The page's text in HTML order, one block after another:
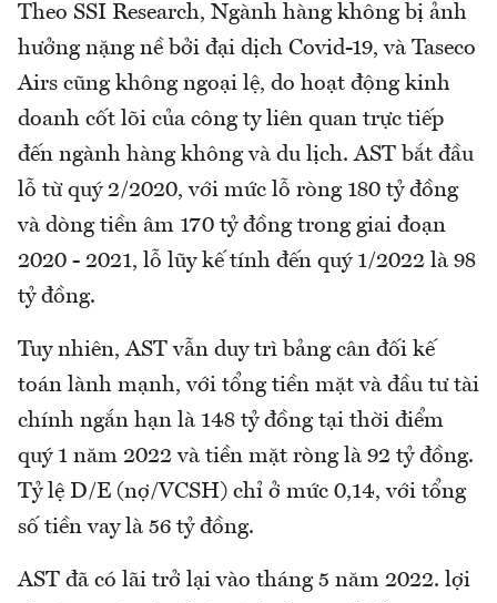
Theo SSI Research, Ngành hàng không bị ảnh
hưởng nặng nề bởi đại dịch Covid-19, và Taseco
Airs cũng không ngoại lệ, do hoạt động kinh
doanh cốt lõi của công ty liên quan trực tiếp
đến ngành hàng không và du lịch. AST bắt đầu
lỗ từ quý 2/2020, với mức lỗ ròng 180 tỷ đồng
và dòng tiền âm 170 tỷ đồng trong giai đoạn
2020 - 2021, lỗ lũy kế tính đến quý 1/2022 là 98
tỷ đồng.
Tuy nhiên, AST vẫn duy trì bảng cân đối kế
toán lành mạnh, với tổng tiền mặt và đầu tư tài
chính ngắn hạn là 148 tỷ đồng tại thời điểm
quý 1 năm 2022 và tiền mặt ròng là 92 tỷ đồng.
Tỷ lệ D/E (nợ/VCSH) chỉ ở mức 0,14, với tổng
số tiền vay là 56 tỷ đồng.
AST đã có lãi trở lại vào tháng 5 năm 2022. lợi